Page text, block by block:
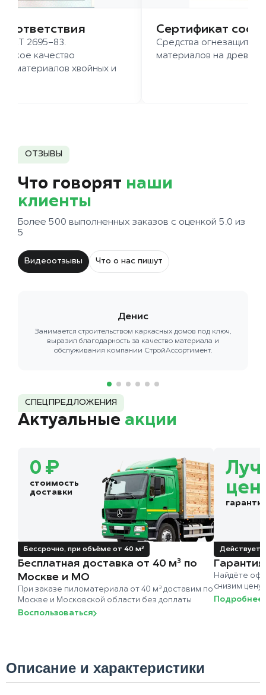
2695-83.
качество
хвойных и
Сертификат
Средства огнезащиты
материалов на
ОТЗЫВЫ
Что говорят наши
клиенты
Более 500 выполненных заказов с оценкой 5.0 из
5
Видеоотзывы Что о нас пишут
Денис
Занимается строительством каркасных домов под ключ,
выразил благодарность за качество материала и
обслуживания компании СтройАссортимент.
СПЕЦПРЕДЛОЖЕНИЯ
Актуальные акции
0 ₽
стоимость
доставки
Бессрочно, при объёме от 40 м³
Бесплатная доставка от 40 м³ по
Москве и МО
При заказе пиломатериала от 40 м³ доставим по
Москве и Московской области без доплаты
Воспользоваться
Действует
Найдёте
снизим
Подробнее
Описание и характеристики